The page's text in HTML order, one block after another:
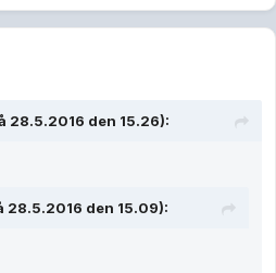
28.5.2016 den 15.26):
28.5.2016 den 15.09):